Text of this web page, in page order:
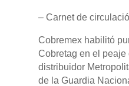
– Carnet de
Cobremex habilitó
Cobretag en el peaje
distribuidor
de la Guardia